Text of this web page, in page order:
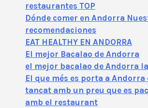
restaurantes TOP
Dónde comer en Andorra
recomendaciones
EAT HEALTHY EN ANDORRA
El mejor Bacalao de Andorra
el mejor bacalao de Andorra
El que més es porta a Andorra
tancat amb un preu que es
amb el restaurant